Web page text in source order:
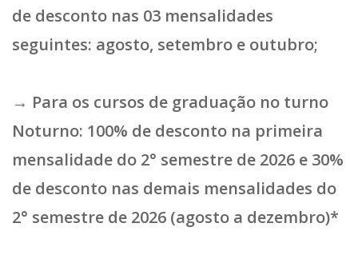
de desconto nas 03 mensalidades
seguintes: agosto, setembro e outubro;
→ Para os cursos de graduação no turno
Noturno: 100% de desconto na primeira
mensalidade do 2° semestre de 2026 e 30%
de desconto nas demais mensalidades do
2° semestre de 2026 (agosto a dezembro)*